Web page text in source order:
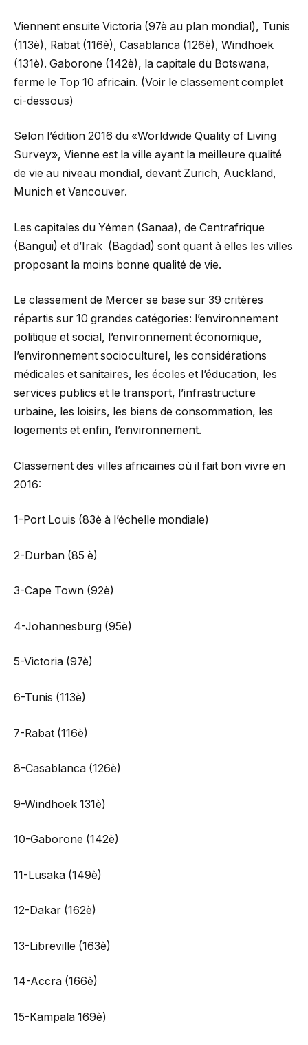
Viennent ensuite Victoria (97è au plan mondial), Tunis
(113è), Rabat (116è), Casablanca (126è), Windhoek
(131è). Gaborone (142è), la capitale du Botswana,
ferme le Top 10 africain. (Voir le classement complet
ci-dessous)
Selon l’édition 2016 du «Worldwide Quality of Living
Survey», Vienne est la ville ayant la meilleure qualité
de vie au niveau mondial, devant Zurich, Auckland,
Munich et Vancouver.
Les capitales du Yémen (Sanaa), de Centrafrique
(Bangui) et d’Irak (Bagdad) sont quant à elles les villes
proposant la moins bonne qualité de vie.
Le classement de Mercer se base sur 39 critères
répartis sur 10 grandes catégories: l’environnement
politique et social, l’environnement économique,
l’environnement socioculturel, les considérations
médicales et sanitaires, les écoles et l’éducation, les
services publics et le transport, l’infrastructure
urbaine, les loisirs, les biens de consommation, les
logements et enfin, l’environnement.
Classement des villes africaines où il fait bon vivre en
2016:
1-Port Louis (83è à l’échelle mondiale)
2-Durban (85 è)
3-Cape Town (92è)
4-Johannesburg (95è)
5-Victoria (97è)
6-Tunis (113è)
7-Rabat (116è)
8-Casablanca (126è)
9-Windhoek 131è)
10-Gaborone (142è)
11-Lusaka (149è)
12-Dakar (162è)
13-Libreville (163è)
14-Accra (166è)
15-Kampala 169è)